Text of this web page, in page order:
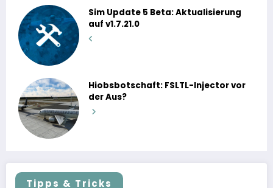
Sim Update 5 Beta: Aktualisierung
auf v1.7.21.0
Hiobsbotschaft: FSLTL-Injector vor
der Aus?
Tipps & Tricks